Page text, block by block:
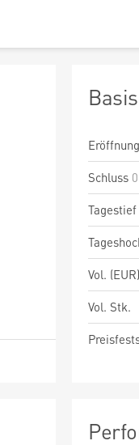
Eröffnung
Schluss
Tagestief
Vol. (EUR)
Vol. Stk.